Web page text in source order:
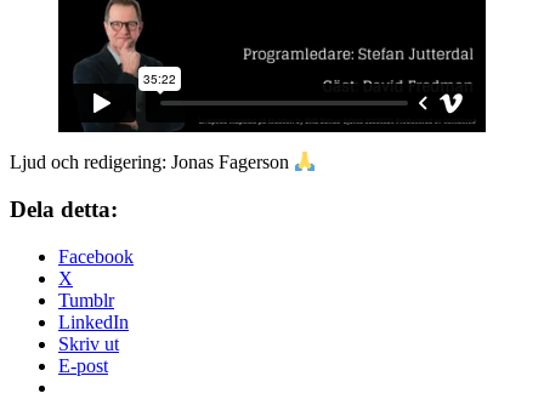
Ljud och redigering: Jonas Fagerson
Dela detta:
Facebook
X
Tumblr
LinkedIn
Skriv ut
E-post